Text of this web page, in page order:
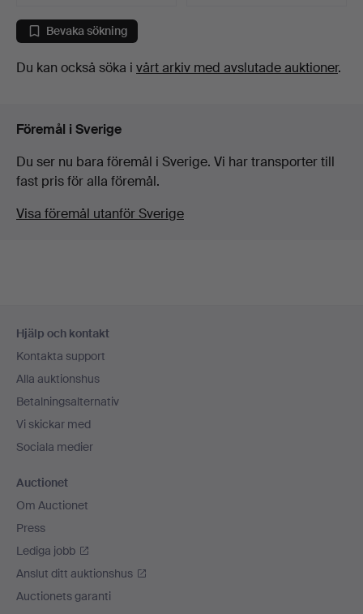
Bevaka sökning
Du kan också söka i vårt arkiv med avslutade auktioner.
Föremål i Sverige
Du ser nu bara föremål i Sverige. Vi har transporter till
fast pris för alla föremål.
Visa föremål utanför Sverige
Hjälp och kontakt
Kontakta support
Alla auktionshus
Betalningsalternativ
Vi skickar med
Sociala medier
Auctionet
Om Auctionet
Press
Lediga jobb
Anslut ditt auktionshus
Auctionets garanti